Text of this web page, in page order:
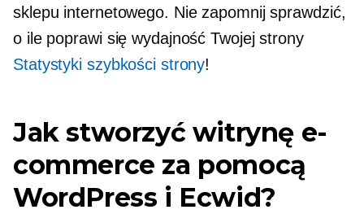
sklepu internetowego. Nie zapomnij sprawdzić,
o ile poprawi się wydajność Twojej strony
Statystyki szybkości strony!
Jak stworzyć witrynę e-
commerce za pomocą
WordPress i Ecwid?